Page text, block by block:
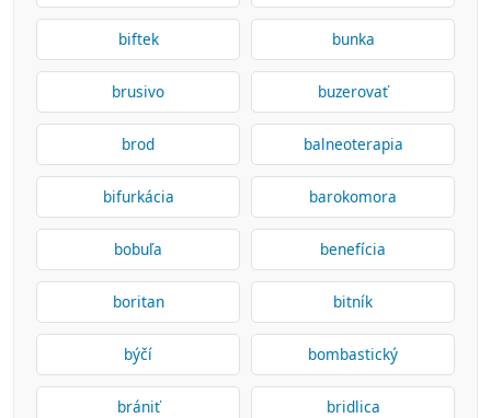
biftek bunka
brusivo buzerovať
brod balneoterapia
bifurkácia barokomora
bobuľa benefícia
boritan bitník
býčí bombastický
brániť bridlica